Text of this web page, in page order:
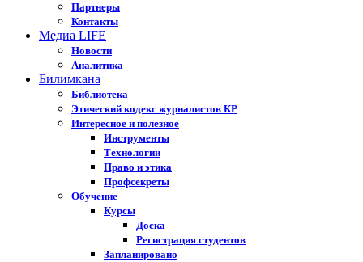
Партнеры
Контакты
Медиа LIFE
Новости
Аналитика
Билимкана
Библиотека
Этический кодекс журналистов КР
Интересное и полезное
Инструменты
Технологии
Право и этика
Профсекреты
Обучение
Курсы
Доска
Регистрация студентов
Запланировано